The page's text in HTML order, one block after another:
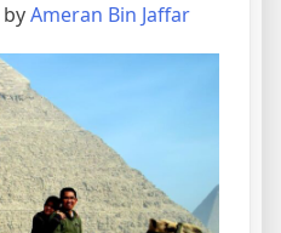
byAmeran Bin Jaffar